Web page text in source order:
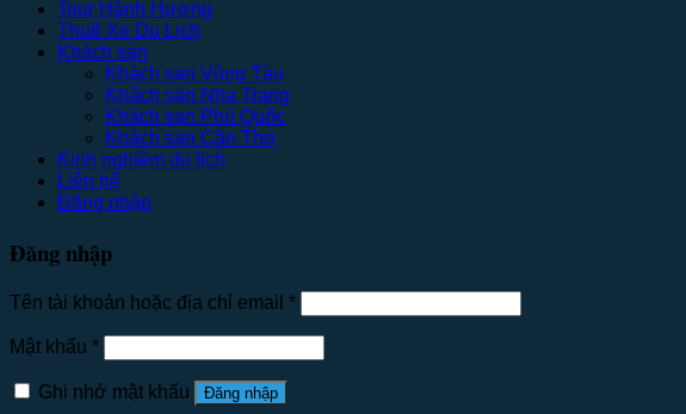
Tour Hành Hương
Thuê Xe Du Lịch
Khách sạn
Khách sạn Vũng Tàu
Khách sạn Nha Trang
Khách sạn Phú Quốc
Khách sạn Cần Thơ
Kinh nghiệm du lịch
Liên hệ
Đăng nhập
Đăng nhập
Tên tài khoản hoặc địa chỉ email *
Mật khẩu *
Ghi nhớ mật khẩu Đăng nhập